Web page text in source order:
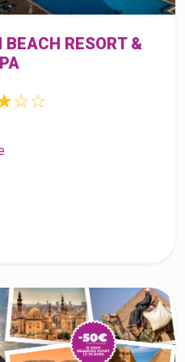
FIL DU NIL